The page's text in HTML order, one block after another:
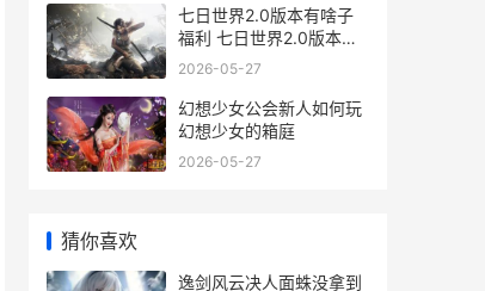
七日世界2.0版本有啥子
福利 七日世界2.0版本宣
传片
2026-05-27
幻想少女公会新人如何玩
幻想少女的箱庭
2026-05-27
猜你喜欢
逸剑风云决人面蛛没拿到